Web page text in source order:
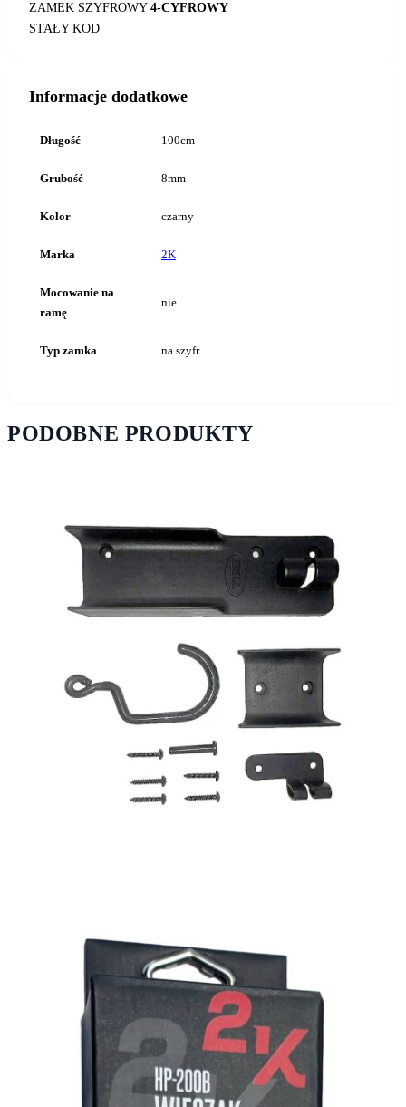
ZAMEK SZYFROWY 4-CYFROWY
STAŁY KOD
Informacje dodatkowe
Długość 100cm
Grubość 8mm
Kolor czarny
Marka 2K
Mocowanie na
ramę
nie
Typ zamka na szyfr
PODOBNE PRODUKTY